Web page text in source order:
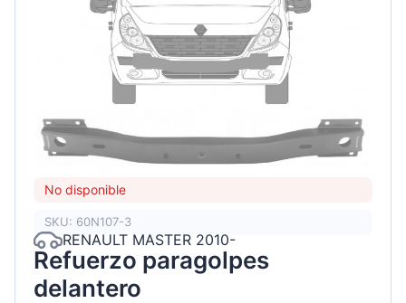
No disponible
SKU: 60N107-3
RENAULT MASTER 2010-
Refuerzo paragolpes
delantero